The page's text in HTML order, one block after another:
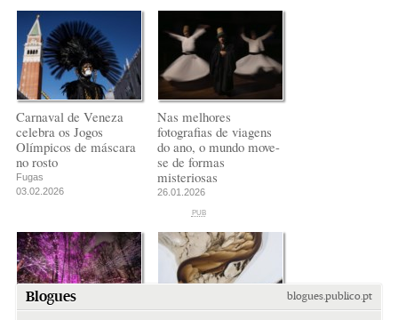
Carnaval de Veneza
celebra os Jogos
Olímpicos de máscara
no rosto
Fugas
03.02.2026
Nas melhores
fotografias de viagens
do ano, o mundo move-
se de formas
misteriosas
26.01.2026
PUB
PUB
PUB
Blogues blogues.publico.pt